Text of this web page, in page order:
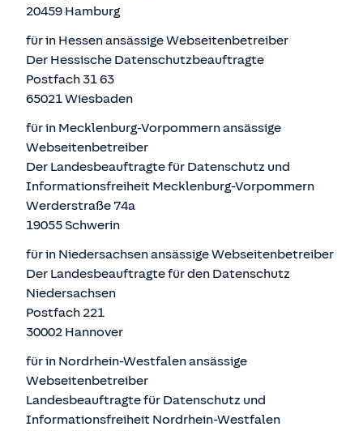
20459 Hamburg
für in Hessen ansässige Webseitenbetreiber
Der Hessische Datenschutzbeauftragte
Postfach 31 63
65021 Wiesbaden
für in Mecklenburg-Vorpommern ansässige
Webseitenbetreiber
Der Landesbeauftragte für Datenschutz und
Informationsfreiheit Mecklenburg-Vorpommern
Werderstraße 74a
19055 Schwerin
für in Niedersachsen ansässige Webseitenbetreiber
Der Landesbeauftragte für den Datenschutz
Niedersachsen
Postfach 221
30002 Hannover
für in Nordrhein-Westfalen ansässige
Webseitenbetreiber
Landesbeauftragte für Datenschutz und
Informationsfreiheit Nordrhein-Westfalen